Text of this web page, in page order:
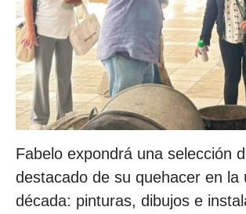
Fabelo expondrá una selección
destacado de su quehacer en la
década: pinturas, dibujos e